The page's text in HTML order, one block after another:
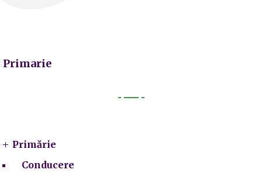
Primarie
Primărie
Conducere